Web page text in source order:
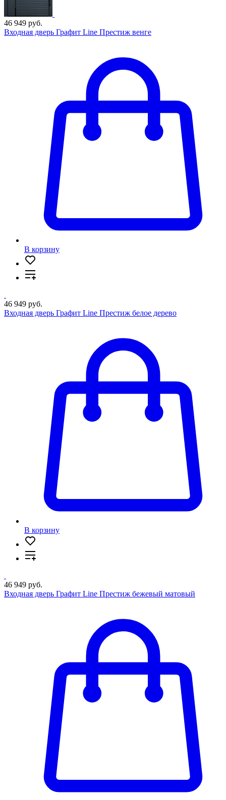
46 949 руб.
Входная дверь Графит Line Престиж венге
В корзину
46 949 руб.
Входная дверь Графит Line Престиж белое дерево
В корзину
46 949 руб.
Входная дверь Графит Line Престиж бежевый матовый